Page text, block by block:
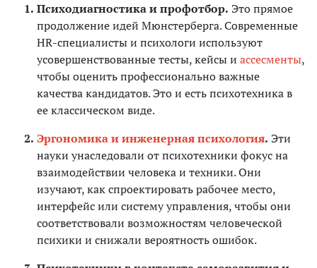
Психодиагностика и профотбор. Это прямое
продолжение идей Мюнстерберга. Современные
HR-специалисты и психологи используют
усовершенствованные тесты, кейсы и ассесменты,
чтобы оценить профессионально важные
качества кандидатов. Это и есть психотехника в
ее классическом виде.
Эргономика и инженерная психология. Эти
науки унаследовали от психотехники фокус на
взаимодействии человека и техники. Они
изучают, как спроектировать рабочее место,
интерфейс или систему управления, чтобы они
соответствовали возможностям человеческой
психики и снижали вероятность ошибок.